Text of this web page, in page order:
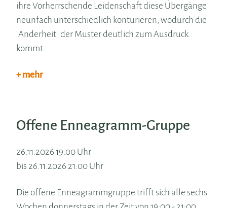
ihre Vorherrschende Leidenschaft diese Übergänge
neunfach unterschiedlich konturieren, wodurch die
"Anderheit" der Muster deutlich zum Ausdruck
kommt.
+ mehr
Offene Enneagramm-Gruppe
26.11.2026 19:00 Uhr
bis 26.11.2026 21:00 Uhr
Die offene Enneagrammgruppe trifft sich alle sechs